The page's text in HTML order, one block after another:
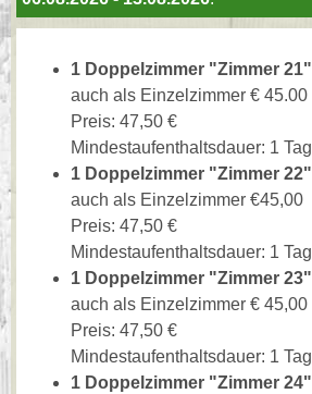
1 Doppelzimmer "Zimmer 21"
auch als Einzelzimmer € 45.00
Preis: 47,50 €
Mindestaufenthaltsdauer: 1 Tag
1 Doppelzimmer "Zimmer 22"
auch als Einzelzimmer €45,00
Preis: 47,50 €
Mindestaufenthaltsdauer: 1 Tag
1 Doppelzimmer "Zimmer 23"
auch als Einzelzimmer € 45,00
Preis: 47,50 €
Mindestaufenthaltsdauer: 1 Tag
1 Doppelzimmer "Zimmer 24"